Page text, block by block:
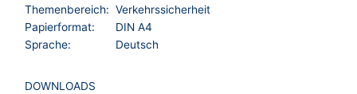
Themenbereich: Verkehrssicherheit
Papierformat:
DIN A4
Sprache:
Deutsch
DOWNLOADS